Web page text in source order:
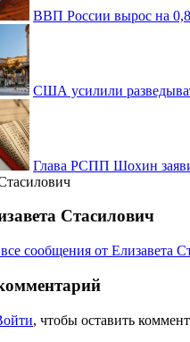
ВВП России вырос на
США усилили
Глава РСПП Шохин
Стасилович
сообщения от Елизавета
, чтобы оставить